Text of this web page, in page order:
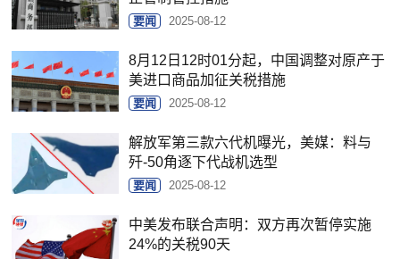
要闻 2025-08-12
8月12日12时01分起，中国调整对原产于
美进口商品加征关税措施
要闻 2025-08-12
解放军第三款六代机曝光，美媒：料与
歼-50角逐下代战机选型
要闻 2025-08-12
中美发布联合声明：双方再次暂停实施
24%的关税90天